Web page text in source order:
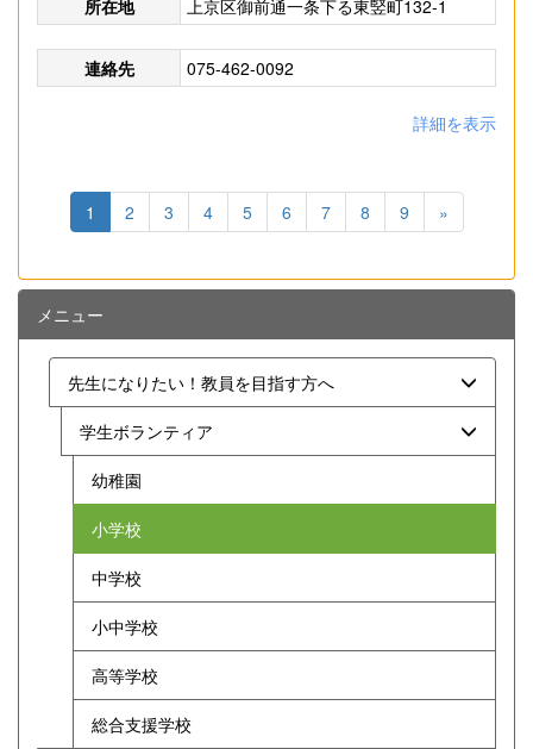
所在地 上京区御前通一条下る東竪町132-1
連絡先 075-462-0092
詳細を表示
1 2 3 4 5 6 7 8 9 »
メニュー
先生になりたい！教員を目指す方へ
学生ボランティア
幼稚園
小学校
中学校
小中学校
高等学校
総合支援学校